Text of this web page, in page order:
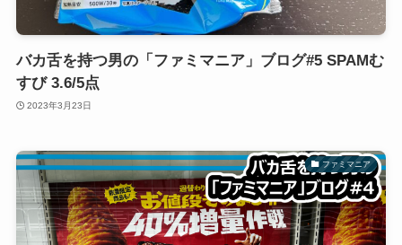
バカ舌を持つ男の「ファミマニア」ブログ#5 SPAMむ
すび 3.6/5点
2023年3月23日
ファミマニア